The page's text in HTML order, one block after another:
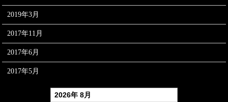
2019年3月
2017年11月
2017年6月
2017年5月
2026年 8月